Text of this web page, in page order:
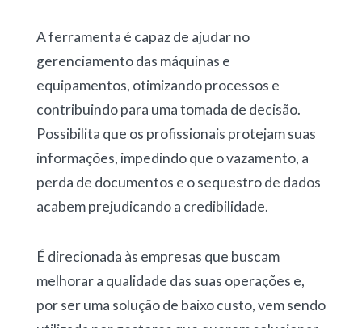
A ferramenta é capaz de ajudar no
gerenciamento das máquinas e
equipamentos, otimizando processos e
contribuindo para uma tomada de decisão.
Possibilita que os profissionais protejam suas
informações, impedindo que o vazamento, a
perda de documentos e o sequestro de dados
acabem prejudicando a credibilidade.
É direcionada às empresas que buscam
melhorar a qualidade das suas operações e,
por ser uma solução de baixo custo, vem sendo